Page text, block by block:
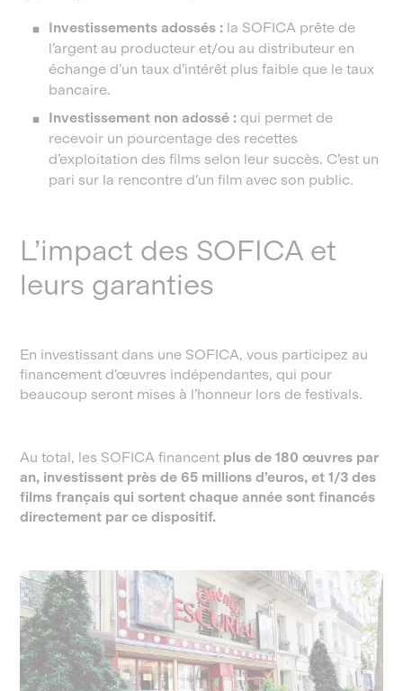
Investissements adossés : la SOFICA prête de
l’argent au producteur et/ou au distributeur en
échange d’un taux d’intérêt plus faible que le taux
bancaire.
Investissement non adossé : qui permet de
recevoir un pourcentage des recettes
d’exploitation des films selon leur succès. C’est un
pari sur la rencontre d’un film avec son public.
L’impact des SOFICA et
leurs garanties
En investissant dans une SOFICA, vous participez au
financement d’œuvres indépendantes, qui pour
beaucoup seront mises à l’honneur lors de festivals.
Au total, les SOFICA financent plus de 180 œuvres par
an, investissent près de 65 millions d’euros, et 1/3 des
films français qui sortent chaque année sont financés
directement par ce dispositif.